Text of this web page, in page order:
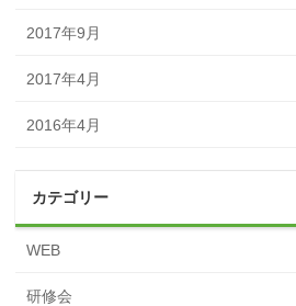
2017年9月
2017年4月
2016年4月
カテゴリー
WEB
研修会